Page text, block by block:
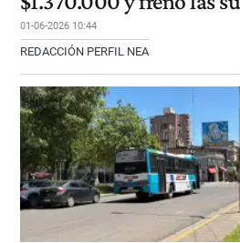
01-06-2026 10:44
REDACCIÓN PERFIL NEA